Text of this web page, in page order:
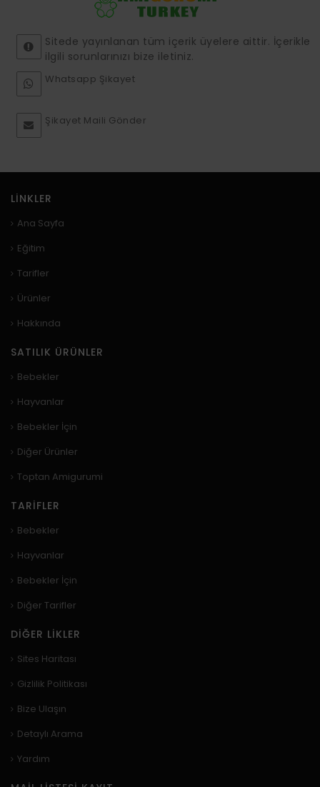
Sitede yayınlanan tüm içerik üyelere aittir. İçerikle
ilgili sorunlarınızı bize iletiniz.
Whatsapp Şikayet
Şikayet Maili Gönder
LINKLER
Ana Sayfa
Eğitim
Tarifler
Ürünler
Hakkında
SATILIK ÜRÜNLER
Bebekler
Hayvanlar
Bebekler İçin
Diğer Ürünler
Toptan Amigurumi
TARIFLER
Bebekler
Hayvanlar
Bebekler İçin
Diğer Tarifler
DIĞER LIKLER
Sites Haritası
Gizlilik Politikası
Bize Ulaşın
Detaylı Arama
Yardım